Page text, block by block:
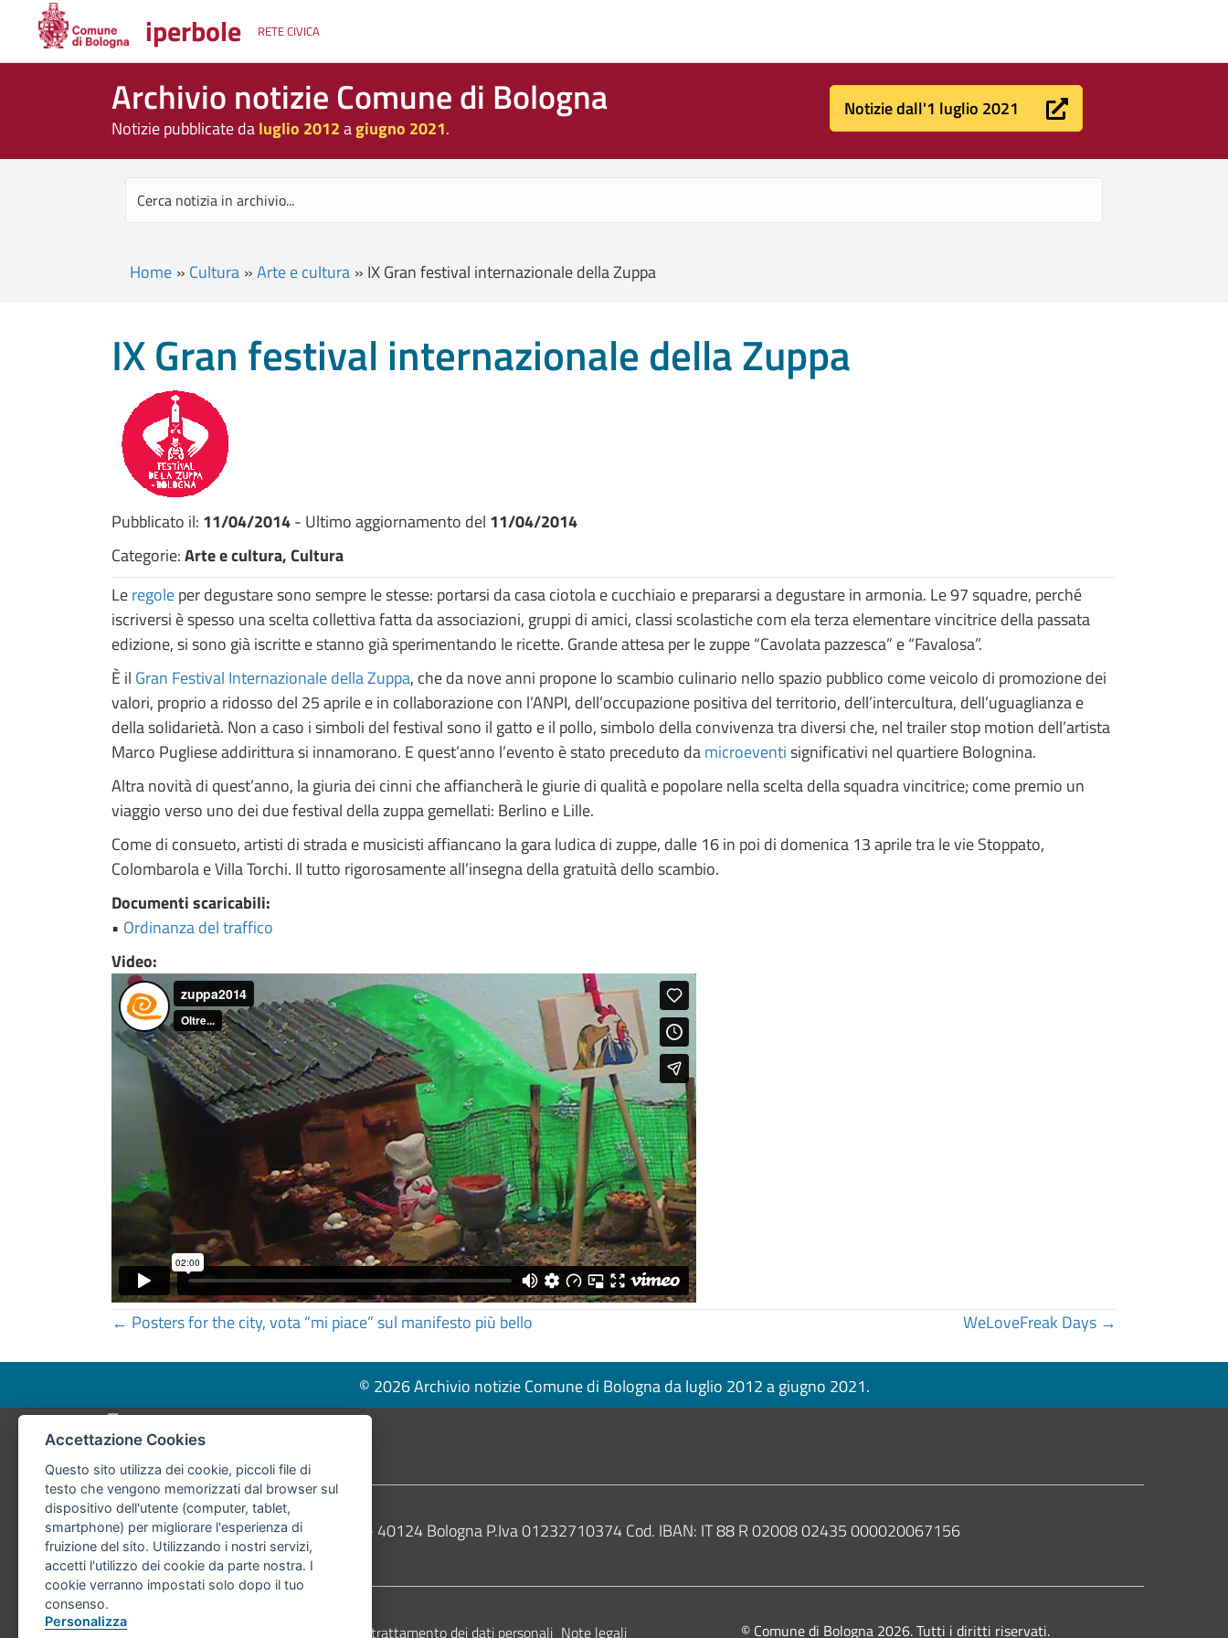
iperbole RETE CIVICA
Archivio notizie Comune di Bologna
Notizie pubblicate daluglio 2012agiugno 2021.
Notizie dall'1 luglio 2021
Home » Cultura »Arte e cultura » IX Gran festival internazionale della Zuppa
IX Gran festival internazionale della Zuppa
Pubblicato il: 11/04/2014- Ultimo aggiornamento del 11/04/2014
Categorie:Arte e cultura, Cultura
Leregoleper degustare sono sempre le stesse: portarsi da casa ciotola e cucchiaio e prepararsi a degustare in armonia. Le 97 squadre, perché
iscriversi è spesso una scelta collettiva fatta da associazioni, gruppi di amici, classi scolastiche com ela terza elementare vincitrice della passata
edizione, si sono già iscritte e stanno già sperimentando le ricette. Grande attesa per le zuppe “Cavolata pazzesca” e “Favalosa”.
È il Gran Festival Internazionale della Zuppa, che da nove anni propone lo scambio culinario nello spazio pubblico come veicolo di promozione dei
valori, proprio a ridosso del 25 aprile e in collaborazione con l’ANPI, dell’occupazione positiva del territorio, dell’intercultura, dell’uguaglianza e
della solidarietà. Non a caso i simboli del festival sono il gatto e il pollo, simbolo della convivenza tra diversi che, nel trailer stop motion dell’artista
Marco Pugliese addirittura si innamorano. E quest’anno l’evento è stato preceduto damicroeventisignificativi nel quartiere Bolognina.
Altra novità di quest’anno, la giuria dei cinni che affiancherà le giurie di qualità e popolare nella scelta della squadra vincitrice; come premio un
viaggio verso uno dei due festival della zuppa gemellati: Berlino e Lille.
Come di consueto,artisti di strada e musicistiaffiancano la gara ludica di zuppe, dalle 16 in poi di domenica 13 aprile tra le vie Stoppato,
Colombarola e Villa Torchi. Il tutto rigorosamente all’insegna della gratuità dello scambio.
Documenti scaricabili:
• Ordinanza del traffico
Video:
Posts
navigation
← Posters for the city, vota “mi piace” sul manifesto più bello WeLoveFreak Days →
© 2026 Archivio notizie Comune di Bologna da luglio 2012 a giugno 2021.
Pié di pagina di Comune di Bologna
Contatti
Comune di Bologna, Piazza Maggiore, 6 - 40124 Bologna P.Iva 01232710374 Cod. IBAN: IT 88 R 02008 02435 000020067156
Telefono:051203040
Accessibilità Informativa sul trattamento dei dati personali Note legali © Comune di Bologna 2026. Tutti i diritti riservati.
Accettazione Cookies
Questo sito utilizza dei cookie, piccoli file di
testo che vengono memorizzati dal browser sul
dispositivo dell'utente (computer, tablet,
smartphone) per migliorare l'esperienza di
fruizione del sito. Utilizzando i nostri servizi,
accetti l'utilizzo dei cookie da parte nostra. I
cookie verranno impostati solo dopo il tuo
consenso.
Personalizza